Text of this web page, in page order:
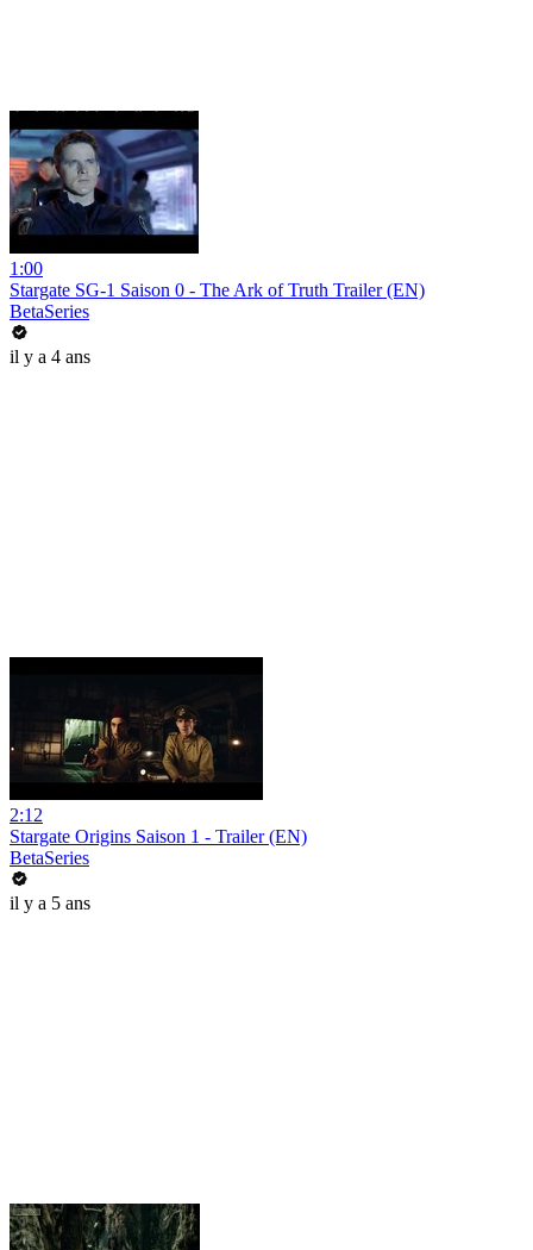
1:00
Stargate SG-1 Saison 0 - The Ark of Truth Trailer (EN)
BetaSeries
il y a 4 ans
2:12
Stargate Origins Saison 1 - Trailer (EN)
BetaSeries
il y a 5 ans